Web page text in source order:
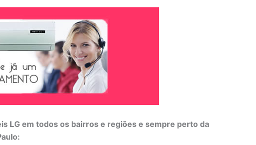
LG em todos os bairros e regiões e sempre perto da